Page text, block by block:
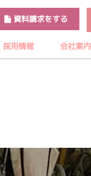
資料請求をする
採用情報 会社案内